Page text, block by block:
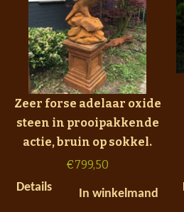
Zeer forse adelaar oxide
steen in prooipakkende
actie, bruin op sokkel.
€799,50
Details
In winkelmand